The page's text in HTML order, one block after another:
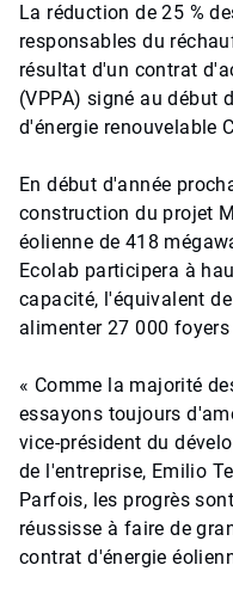
La réduction de 25 %
responsables du
résultat d'un contrat
(VPPA) signé au début
d'énergie renouvelable
En début d'année
construction du projet
éolienne de 418
Ecolab participera à
capacité, l'équivalent
alimenter 27 000
« Comme la majorité
essayons toujours
vice-président du
de l'entreprise, Emilio
Parfois, les progrès
réussisse à faire de
contrat d'énergie